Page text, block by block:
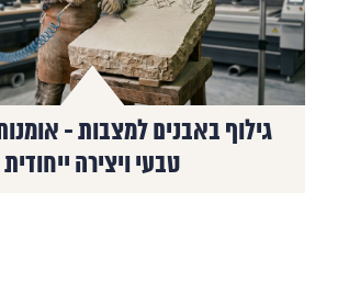
גילוף באבנים למצבות -
טבעי ויצירה ייחודית